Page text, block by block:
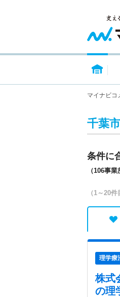
ト
マイナビコ
千葉
条件に
（106事
（1～20件
理学療
株式
の理